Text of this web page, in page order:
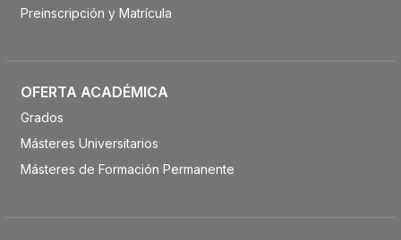
Preinscripción y Matrícula
OFERTA ACADÉMICA
Grados
Másteres Universitarios
Másteres de Formación Permanente